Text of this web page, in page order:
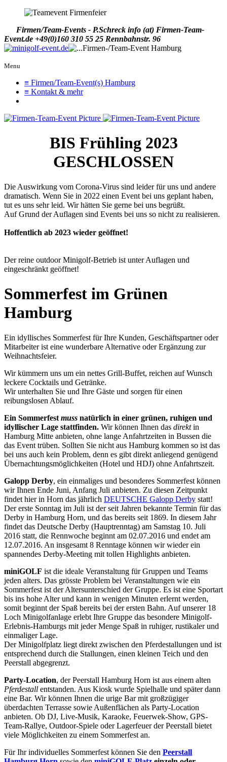
Firmen/Team-Events - P.Schreck info (at) Firmen-Team-
Event.de +49(0)160 310 55 25 Rennbahnstr. 96
Menu
≡ Firmen/Team-Event(s) Hamburg
≡ Kontakt & mehr
BIS Frühling 2023
GESCHLOSSEN
Die Auswirkung vom Corona-Virus sind leider für uns und andere
dramatisch. Wenn Sie in 2022 einen Event bei uns geplant haben,
tut es uns sehr leid. Wir hätten Sie gerne bei uns begrüßt.
Auf Grund der Auflagen sind Events bei uns so nicht zu realisieren.
Hoffentlich ab 2023 wieder geöffnet!
Der reine outdoor Minigolf-Betrieb ist unter Auflagen und
eingeschränkt geöffnet!
Sommerfest im Grünen
Hamburg
Ein idyllisches Sommerfest für Ihre Kunden, Geschäftspartner oder
Mitarbeiter ist eine wunderbare Alternative oder Ergänzung zur
Weihnachtsfeier.
Wir kümmern uns um ein nettes Grill-Buffet, reichen auf Wunsch
leckere Cocktails und Getränke.
Wir unterhalten Sie und Ihre Gäste und sorgen für einen
reibungslosen Ablauf.
Ein Sommerfest muss natürlich in einer grünen, ruhigen und
idyllischer Lage stattfinden. Wir können Ihnen das direktin
Hamburg Mitte anbieten, ohne lange Anfahrtzeiten in Bussen die
das Event trüben. Sollten Sie nicht aus Hamburg kommen so ist das
bei uns auch kein Problem, denn es gibt direkt anliegend genügend
Übernachtungsmöglichkeiten (Hotel und HDJ) ohne Anfahrtszeit.
Galopp Derby, ein einmaliges und besonderes Sommerfest können
wir Ihnen Ende Juni, Anfang Juli anbieten. Zu diesen Zeitpunkt
findet hier in Horn das jährlich DEUTSCHE Galopp Derby statt!
Der erste Sonntag im Juli ist der seit Jahren bekannte Termin für das
Derby in Hamburg Horn, und das bereits seit 1869. In diesem Jahr
findet das Deutsche Derby (Hauptrenntag) am Samstag 10. Juli
2016 statt, die Rennwoche beginnt am 02.07.2016 und endet am
12.07.2016. An insgesamt 8 Renntage können wir wieder ein
spannendes Derby-Meeting mit tollen Highlights anbieten.
miniGOLF ist die ideale Veranstaltung für Gruppen und Teams
jeden alters. Das grösste Problem bei Veranstaltungen wie ein
Sommerfest ist der Altersunterschied der Gruppe. Es ist eine Sportart
bis ins hohe Alter und kann in wenigen Minuten erlernt werden,
somit beginnt der Spaß bereits bei der ersten Bahn. Auf unserer 18
Loch Minigolfanlage erlebt Ihre Gruppe das besondere Minigolf-
Erlebnis-Hamburgs mit jeder Menge Spaß in ruhiger, rustikaler und
einmaliger Lage.
Der Minigolfplatz liegt direkt zwischen den Pferdestallungen und ist
entsprechend durch die Stallungen, einen kleinen Teich und den
Peerstall abgegrenzt.
Party-Location, der Peerstall Hamburg Horn ist aus einem alten
Pferdestall entstanden. Aus Kiosk wurde Spielhalle und später dann
eine Bar. Wir können Ihnen die urige Bar mit großzügiger
überdachten Terrasse sowie Außenflächen als Party-Location
anbieten. Ob DJ, Live-Musik, Karaoke, Feuerwek-Show, GPS-
Team-Rallye, Outdoor-Spiele oder Lagerfeuer der Peerstall bietet
viele Möglichkeiten zu einem Sommerfest an.
Für Ihr individuelles Sommerfest können Sie den Peerstall